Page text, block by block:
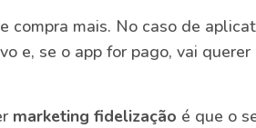
compra mais. No caso de
e, se o app for pago, vai
marketing fidelização é que o